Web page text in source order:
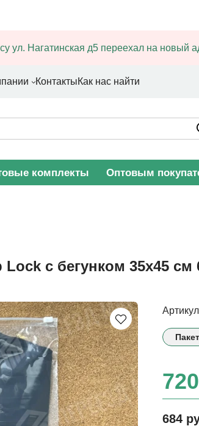
ул. Нагатинская д5 переехал на новый
КонтактыКак нас найти
комплекты Оптовым
Lock с бегунком 35х45
Артикул
684